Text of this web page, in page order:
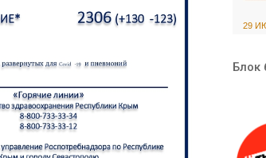
29
Блок